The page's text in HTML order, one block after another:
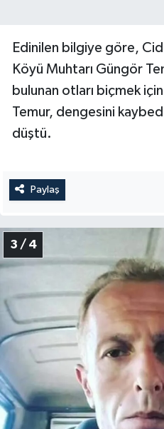
Edinilen bilgiye göre,
Köyü Muhtarı Güngör
bulunan otları biçmek
Temur, dengesini
düştü.
Paylaş
3 / 4